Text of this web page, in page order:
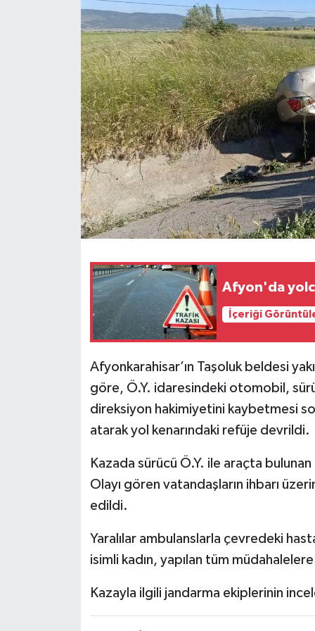
Afyon'da
İçeriği
Afyonkarahisar’ın Taşoluk beldesi
göre, Ö.Y. idaresindeki otomobil,
direksiyon hakimiyetini kaybetmesi
atarak yol kenarındaki refüje devrildi.
Kazada sürücü Ö.Y. ile araçta
Olayı gören vatandaşların ihbarı
edildi.
Yaralılar ambulanslarla çevredeki
isimli kadın, yapılan tüm
Kazayla ilgili jandarma ekiplerinin